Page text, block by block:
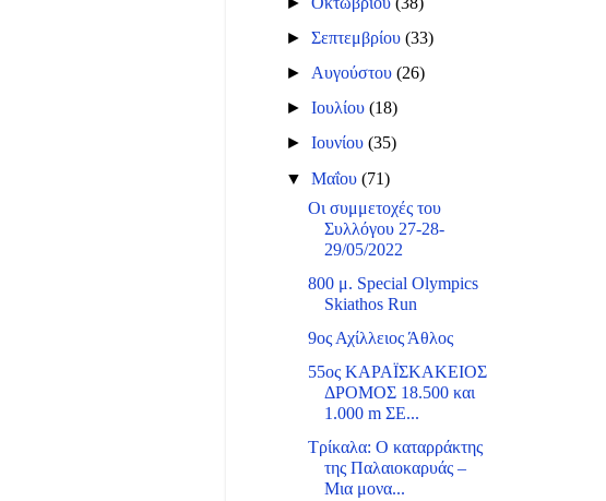
►Σεπτεμβρίου(33)
► Αυγούστου(26)
►Ιουλίου(18)
►Ιουνίου(35)
▼Μαΐου(71)
Οι συμμετοχές του
Συλλόγου 27-28-
29/05/2022
800 μ. Special Olympics
Skiathos Run
9ος Αχίλλειος Άθλος
55ος ΚΑΡΑΪΣΚΑΚΕΙΟΣ
ΔΡΟΜΟΣ 18.500 και
1.000 m ΣΕ...
Τρίκαλα: Ο καταρράκτης
της Παλαιοκαρυάς –
Μια μονα...